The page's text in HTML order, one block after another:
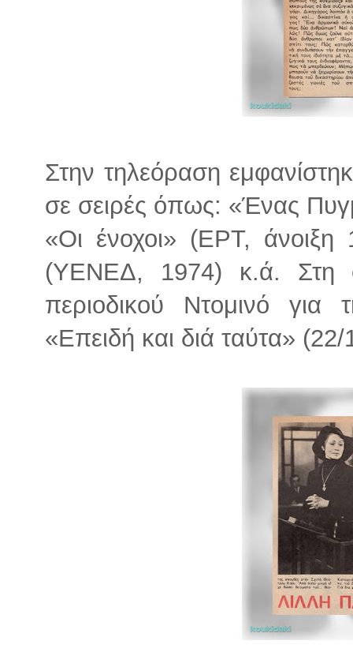
Στην τηλεόραση
σε σειρές όπως: «Ένας
«Οι ένοχοι» (ΕΡΤ, άνοιξη
(ΥΕΝΕΔ, 1974) κ.ά. Στη
περιοδικού Ντομινό
«Επειδή και διά ταύτα»